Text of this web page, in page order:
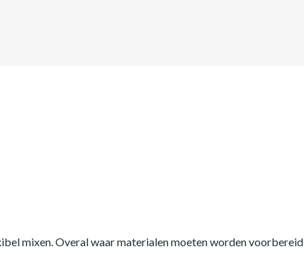
mixen. Overal waar materialen moeten worden voorbereid